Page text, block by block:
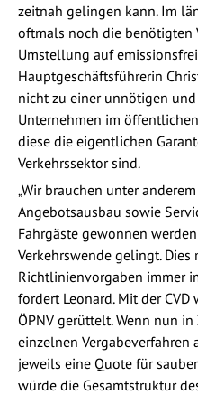
zeitnah gelingen kann. Im
oftmals noch die benötigten
Umstellung auf
Hauptgeschäftsführerin
nicht zu einer unnötigen
Unternehmen im
diese die eigentlichen
Verkehrssektor sind.
„Wir brauchen unter
Angebotsausbau sowie
Fahrgäste gewonnen
Verkehrswende gelingt.
Richtlinienvorgaben immer
fordert Leonard. Mit der
ÖPNV gerüttelt. Wenn nun
einzelnen Vergabeverfahren
jeweils eine Quote für
würde die Gesamtstruktur